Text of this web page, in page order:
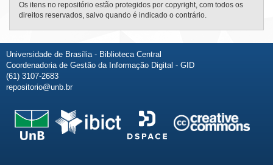
Os itens no repositório estão protegidos por copyright, com todos os
direitos reservados, salvo quando é indicado o contrário.
Universidade de Brasília - Biblioteca Central
Coordenadoria de Gestão da Informação Digital - GID
(61) 3107-2683
repositorio@unb.br